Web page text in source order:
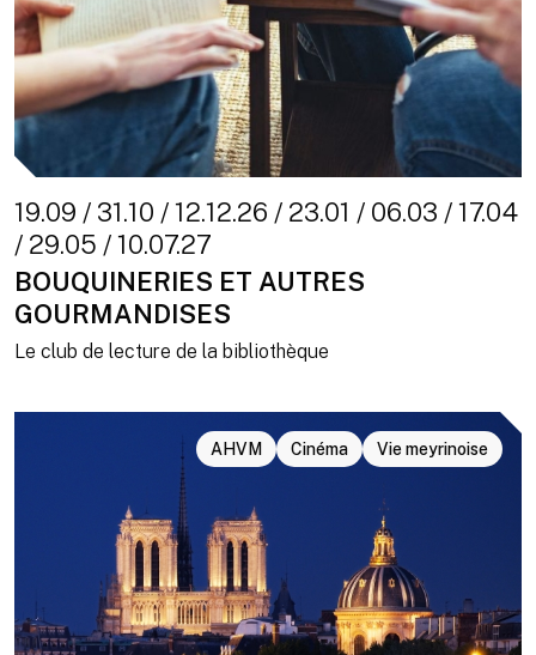
19.09 / 31.10 / 12.12.26 / 23.01 / 06.03 / 17.04
/ 29.05 / 10.07.27
BOUQUINERIES ET AUTRES
GOURMANDISES
Le club de lecture de la bibliothèque
AHVM Cinéma Vie meyrinoise